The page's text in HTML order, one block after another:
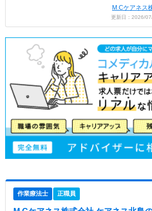
M.Cケアネス
更新日：2026/
作業療法士 正職員